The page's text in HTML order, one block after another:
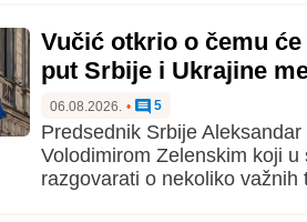
Vučić otkrio o čemu
put Srbije i Ukrajine
06.08.2026. • 5
Predsednik Srbije
Volodimirom Zelenskim koji
razgovarati o nekoliko važnih